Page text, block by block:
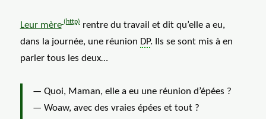
Leur mère
rentre du travail et dit qu’elle a eu,
dans la journée, une réunion DP. Ils se sont mis à en
parler tous les deux…
— Quoi, Maman, elle a eu une réunion d’épées ?
— Woaw, avec des vraies épées et tout ?